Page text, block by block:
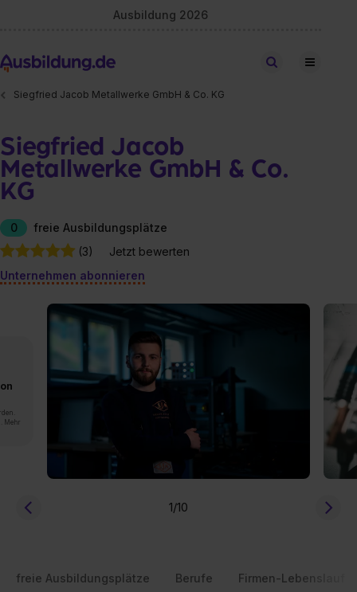
Ausbildung 2026
Stellen finden
Siegfried Jacob Metallwerke GmbH & Co. KG
Siegfried Jacob
Metallwerke GmbH & Co.
KG
0
freie Ausbildungsplätze
(3)
Jetzt bewerten
Unternehmen abonnieren
Mehr
1/10
freie Ausbildungsplätze Berufe Firmen-Lebenslauf